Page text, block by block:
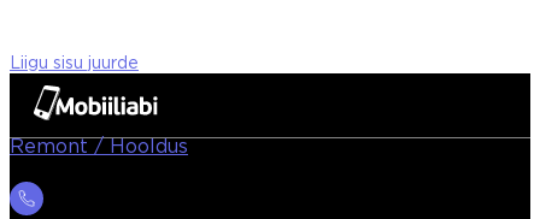
Liigu sisu juurde
Remont / Hooldus